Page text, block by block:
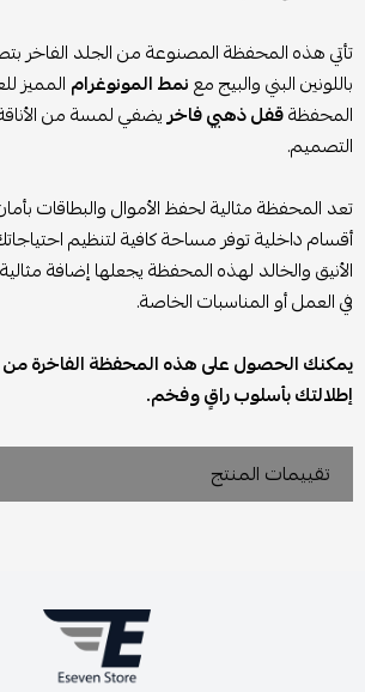
تأتي هذه المحفظة المصنوعة من الجلد الفاخر
باللونين البني والبيج معنمط المونوغرام المميز
المحفظةقفل ذهبي فاخريضفي لمسة من
التصميم.
تعد المحفظة مثالية لحفظ الأموال والبطاقات
أقسام داخلية توفر مساحة كافية لتنظيم
الأنيق والخالد لهذه المحفظة يجعلها إضافة
في العمل أو المناسبات الخاصة.
إطلالتك بأسلوب راقٍ وفخم.
تقييمات المنتج